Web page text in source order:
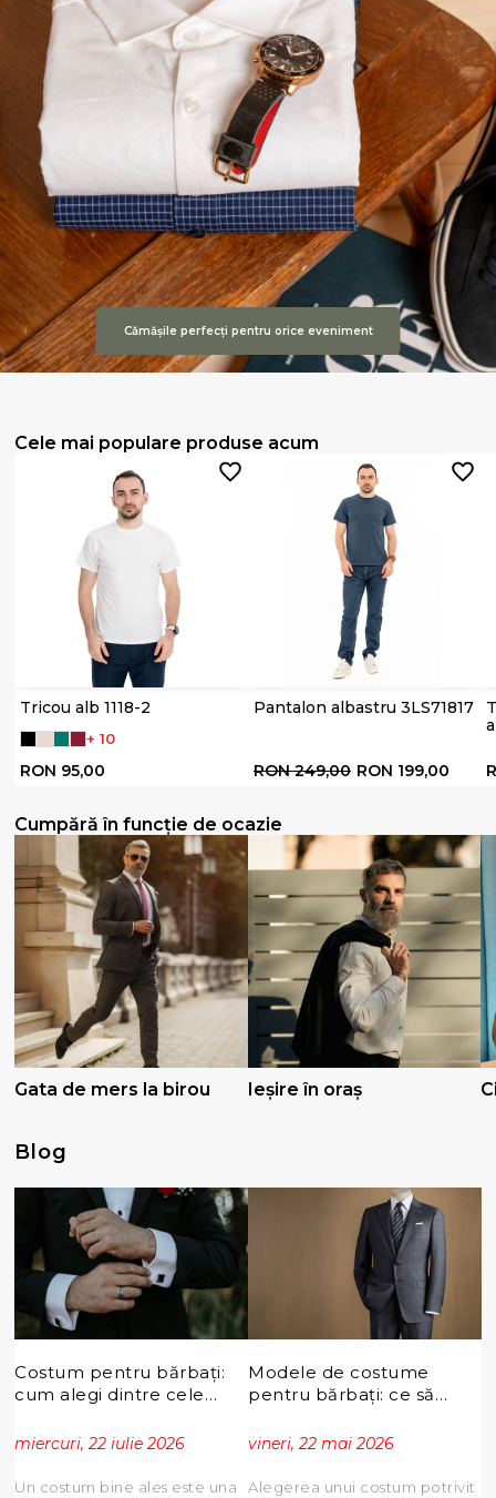
Cǎmǎșile perfecți pentru orice eveniment
Cele mai populare produse acum
Tricou alb 1118-2
+ 10
RON 95,00
Pantalon albastru 3LS71817
RON 249,00 RON 199,00
Cumpără în funcție de ocazie
Gata de mers la birou Ieșire în oraș
Blog
Costum pentru bărbați:
cum alegi dintre cele
pentru orice ocazie
miercuri, 22 iulie 2026
Un costum bine ales este una
Modele de costume
pentru bărbați: ce să
alte ocazii speciale
vineri, 22 mai 2026
Alegerea unui costum potrivit